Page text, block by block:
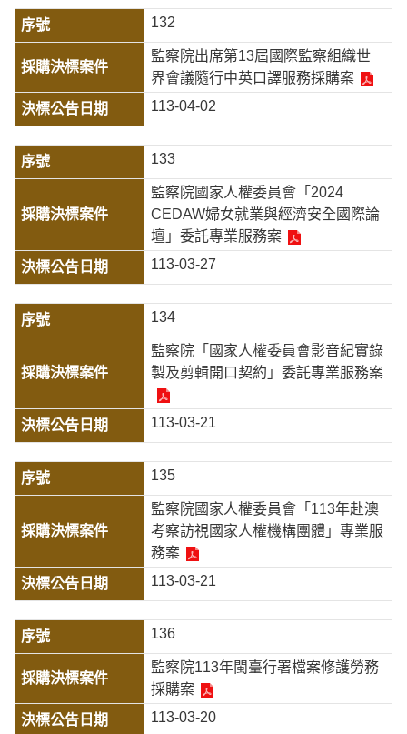
132
監察院出席第13屆國際監察組織世
界會議隨行中英口譯服務採購案
113-04-02
133
監察院國家人權委員會「2024
CEDAW婦女就業與經濟安全國際論
壇」委託專業服務案
113-03-27
134
監察院「國家人權委員會影音紀實錄
製及剪輯開口契約」委託專業服務案
113-03-21
135
監察院國家人權委員會「113年赴澳
考察訪視國家人權機構團體」專業服
務案
113-03-21
136
監察院113年閩臺行署檔案修護勞務
採購案
113-03-20